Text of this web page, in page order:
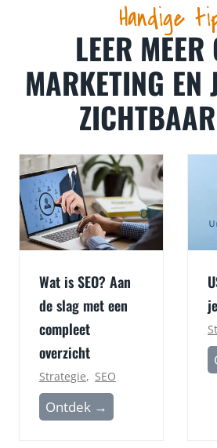
Handige
LEER MEER
MARKETING EN
Wat is SEO? Aan
de slag met een
compleet
overzicht
Strategie, SEO
Ontdek →